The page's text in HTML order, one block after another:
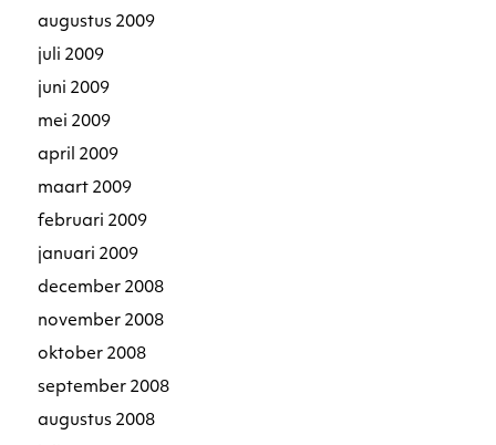
augustus 2009
juli 2009
juni 2009
mei 2009
april 2009
maart 2009
februari 2009
januari 2009
december 2008
november 2008
oktober 2008
september 2008
augustus 2008